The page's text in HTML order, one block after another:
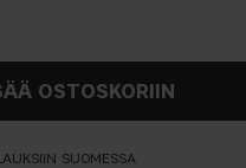
OSTOSKORIIN
SUOMESSA